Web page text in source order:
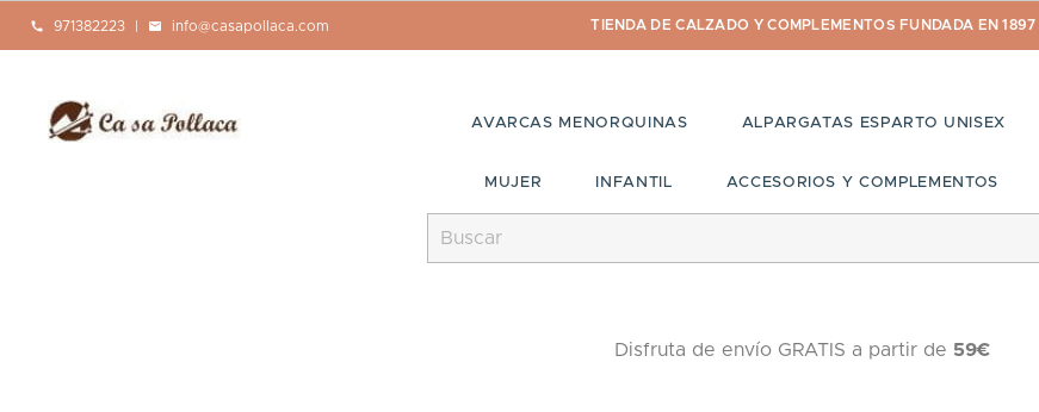
call 971382223 mail info@casapollaca.com TIENDA DE CALZADO Y COMPLEMENTOS FUNDADA EN 1897
AVARCAS MENORQUINAS ALPARGATAS ESPARTO UNISEX
MUJER INFANTIL ACCESORIOS Y COMPLEMENTOS
Disfruta de envío GRATIS a partir de 59€